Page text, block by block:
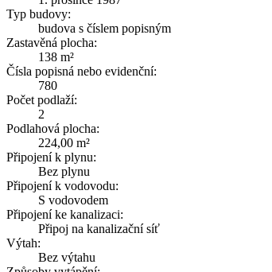
Typ budovy:
budova s číslem popisným
Zastavěná plocha:
138 m²
Čísla popisná nebo evidenční:
780
Počet podlaží:
2
Podlahová plocha:
224,00 m²
Připojení k plynu:
Bez plynu
Připojení k vodovodu:
S vodovodem
Připojení ke kanalizaci:
Připoj na kanalizační síť
Výtah:
Bez výtahu